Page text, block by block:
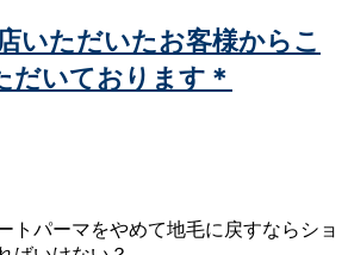
いただいたお客様からこ
だいております＊